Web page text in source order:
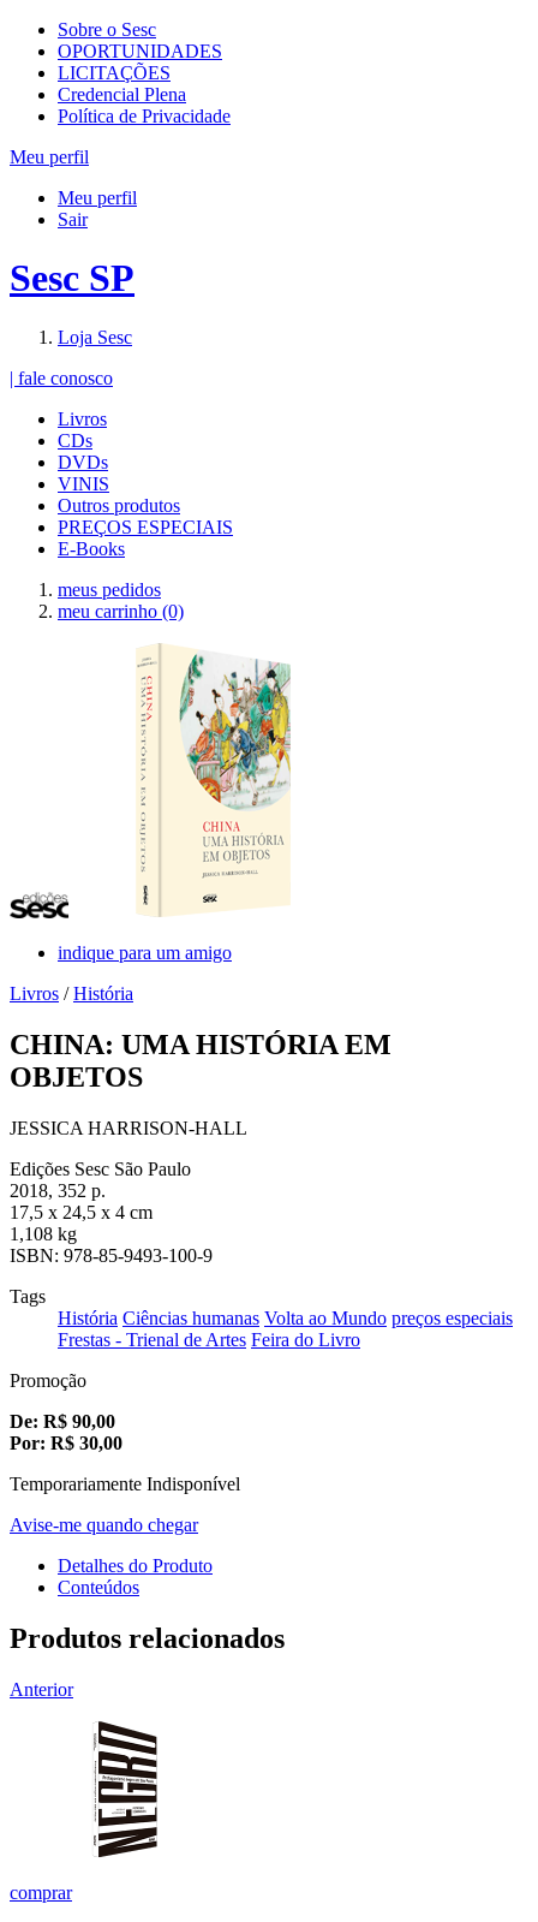
Sobre o Sesc
OPORTUNIDADES
LICITAÇÕES
Credencial Plena
Política de Privacidade
Meu perfil
Meu perfil
Sair
Sesc SP
Loja Sesc
| fale conosco
Livros
CDs
DVDs
VINIS
Outros produtos
PREÇOS ESPECIAIS
E-Books
meus pedidos
meu carrinho (0)
indique para um amigo
Livros /História
CHINA: UMA HISTÓRIA EM
OBJETOS
JESSICA HARRISON-HALL
Edições Sesc São Paulo
2018, 352 p.
17,5 x 24,5 x 4 cm
1,108 kg
ISBN: 978-85-9493-100-9
Tags
História Ciências humanas Volta ao Mundo preços especiais
Frestas - Trienal de Artes Feira do Livro
Promoção
De: R$ 90,00
Por: R$ 30,00
Temporariamente Indisponível
Avise-me quando chegar
Detalhes do Produto
Conteúdos
Produtos relacionados
Anterior
comprar